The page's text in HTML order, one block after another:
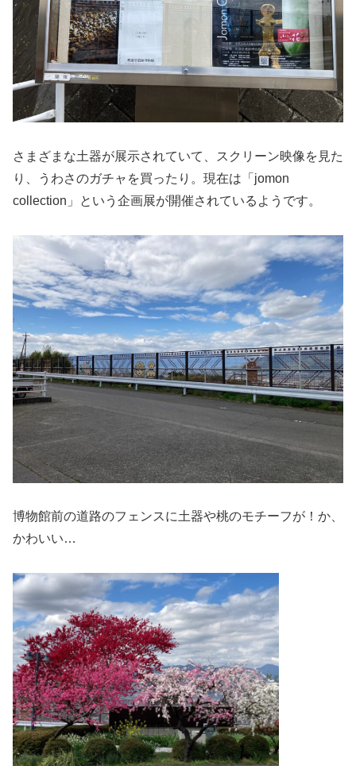
さまざまな土器が展示されていて、スクリーン映像を見た
り、うわさのガチャを買ったり。現在は「jomon
collection」という企画展が開催されているようです。
博物館前の道路のフェンスに土器や桃のモチーフが！か、
かわいい…